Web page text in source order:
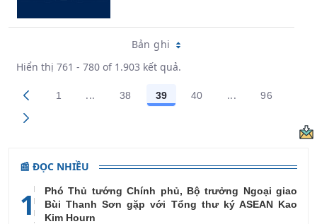
Bản ghi
Hiển thị 761 - 780 of 1.903 kết quả.
Các trang trên cổng
1 ...Trang trung gian Use TAB to navigate.
Các trang trên cổng
38 Các trang trên cổng
39 Các trang trên cổng
40 ...Trang trung
Các
96
📰 ĐỌC NHIỀU
1
Phó Thủ tướng Chính phủ, Bộ trưởng Ngoại giao
Bùi Thanh Sơn gặp với Tổng thư ký ASEAN Kao
Kim Hourn